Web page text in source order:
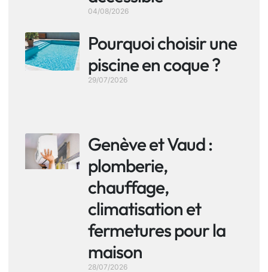
04/08/2026
Pourquoi choisir une
piscine en coque ?
29/07/2026
Genève et Vaud :
plomberie,
chauffage,
climatisation et
fermetures pour la
maison
28/07/2026